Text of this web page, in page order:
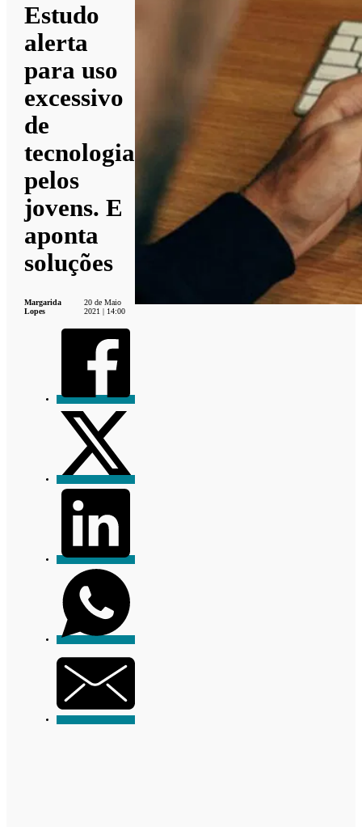
Estudo
alerta
para uso
excessivo
de
tecnologia
pelos
jovens. E
aponta
soluções
Margarida
Lopes
20 de Maio
2021 | 14:00